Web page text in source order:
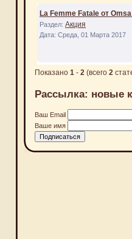
La Femme Fatale от
Раздел: Акция
Дата: Среда, 01 Марта 2017
Показано 1 - 2 (всего 2
Рассылка: новые
Ваш Email
Ваше имя